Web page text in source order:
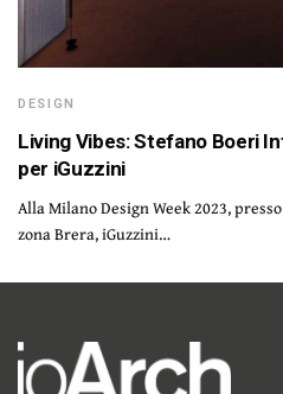
DESIGN
Living Vibes: Stefano Boeri
per iGuzzini
Alla Milano Design Week 2023,
zona Brera, iGuzzini…